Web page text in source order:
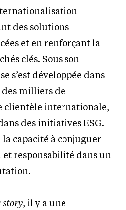
des solutions
et en renforçant la
clés. Sous son
s’est développée dans
des milliers de
clientèle internationale,
des initiatives ESG.
capacité à conjuguer
responsabilité dans un
story, il y a une